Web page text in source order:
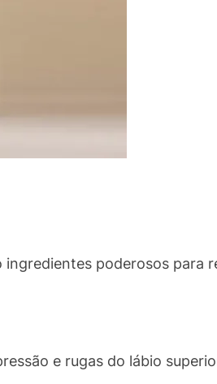
poderosos para
e rugas do lábio